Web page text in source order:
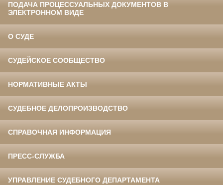
ПОДАЧА ПРОЦЕССУАЛЬНЫХ ДОКУМЕНТОВ В
ЭЛЕКТРОННОМ ВИДЕ
О СУДЕ
СУДЕЙСКОЕ СООБЩЕСТВО
НОРМАТИВНЫЕ АКТЫ
СУДЕБНОЕ ДЕЛОПРОИЗВОДСТВО
СПРАВОЧНАЯ ИНФОРМАЦИЯ
ПРЕСС-СЛУЖБА
УПРАВЛЕНИЕ СУДЕБНОГО ДЕПАРТАМЕНТА